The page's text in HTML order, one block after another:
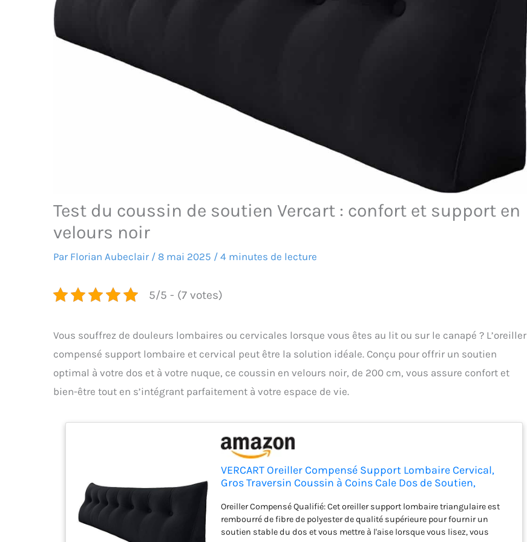
Test du coussin de soutien Vercart : confort et support en
velours noir
Par Florian Aubeclair / 8 mai 2025 / 4 minutes de lecture
5/5 - (7 votes)
Vous souffrez de douleurs lombaires ou cervicales lorsque vous êtes au lit ou sur le canapé ? L’oreiller
compensé support lombaire et cervical peut être la solution idéale. Conçu pour offrir un soutien
optimal à votre dos et à votre nuque, ce coussin en velours noir, de 200 cm, vous assure confort et
bien-être tout en s’intégrant parfaitement à votre espace de vie.
VERCART Oreiller Compensé Support Lombaire Cervical,
Gros Traversin Coussin à Coins Cale Dos de Soutien,
200CM)
Oreiller Compensé Qualifié: Cet oreiller support lombaire triangulaire est
rembourré de fibre de polyester de qualité supérieure pour fournir un
soutien stable du dos et vous mettre à l'aise lorsque vous lisez, vous